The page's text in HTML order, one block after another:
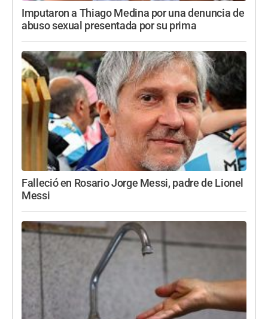
Imputaron a Thiago Medina por una denuncia de
abuso sexual presentada por su prima
Falleció en Rosario Jorge Messi, padre de Lionel
Messi